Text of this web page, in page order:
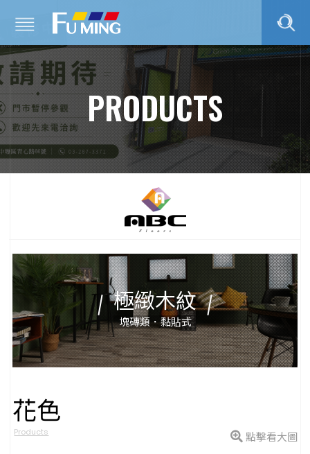
PRODUCTS
極緻木紋
塊磚類．黏貼式
花色
Products 點擊看大圖